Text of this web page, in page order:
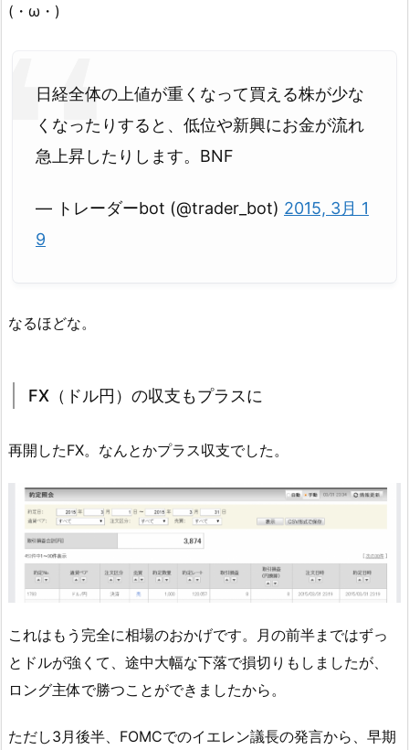
(・ω・)
日経全体の上値が重くなって買える株が少な
くなったりすると、低位や新興にお金が流れ
急上昇したりします。BNF
— トレーダーbot (@trader_bot) 2015, 3月 1
9
なるほどな。
FX（ドル円）の収支もプラスに
再開したFX。なんとかプラス収支でした。
これはもう完全に相場のおかげです。月の前半まではずっ
とドルが強くて、途中大幅な下落で損切りもしましたが、
ロング主体で勝つことができましたから。
ただし3月後半、FOMCでのイエレン議長の発言から、早期